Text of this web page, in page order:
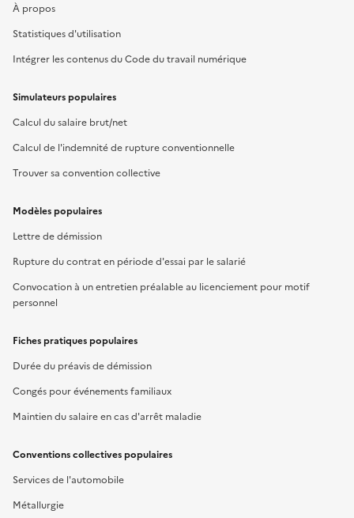
À propos
Statistiques d'utilisation
Intégrer les contenus du Code du travail numérique
Simulateurs populaires
Calcul du salaire brut/net
Calcul de l'indemnité de rupture conventionnelle
Trouver sa convention collective
Modèles populaires
Lettre de démission
Rupture du contrat en période d'essai par le salarié
Convocation à un entretien préalable au licenciement pour motif
personnel
Fiches pratiques populaires
Durée du préavis de démission
Congés pour événements familiaux
Maintien du salaire en cas d'arrêt maladie
Conventions collectives populaires
Services de l'automobile
Métallurgie